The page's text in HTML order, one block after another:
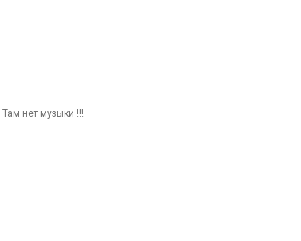
Там нет музыки !!!